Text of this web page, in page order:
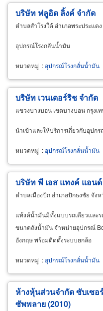
บริษัท ฟลูอิด ลิ้งค์ จำกัด
ตำบลสำโรงใต้ อำเภอพระประแด
อุปกรณ์โรงกลั่นน้ำมัน
หมวดหมู่ : อุปกรณ์โรงกลั่นน้ำมัน
บริษัท เวนเดอร์ริช จำกัด
แขวงบางบอน เขตบางบอน กรุงเ
นำเข้าและให้บริการเกี่ยวกับอุปก
หมวดหมู่ : อุปกรณ์โรงกลั่นน้ำมัน
บริษัท พี เอส แทงค์ แอนด์
ตำบลเมืองปัก อำเภอปักธงชัย จัง
แท้งค์น้ำมันมีทั้งแบบรถเดียวและร
ขนาดถังน้ำมัน จำหน่ายอุปกรณ์
อังกฤษ พร้อมติดตั้งระบบยกล้อ
หมวดหมู่ : อุปกรณ์โรงกลั่นน้ำมัน
ห้างหุ้นส่วนจำกัด ซับเซอ
ซัพพลาย (2010)